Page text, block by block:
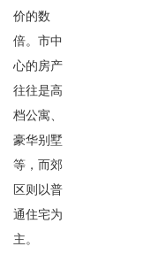
价的数
倍。市中
心的房产
往往是高
档公寓、
豪华别墅
等，而郊
区则以普
通住宅为
主。